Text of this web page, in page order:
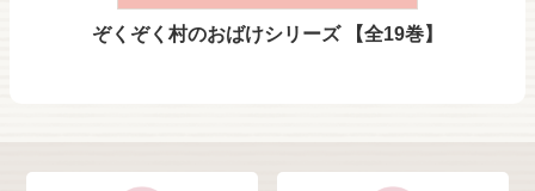
ぞくぞく村のおばけシリーズ 【全19巻】